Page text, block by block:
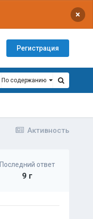
×
Регистрация
По содержанию
Активность
Последний ответ
9 г